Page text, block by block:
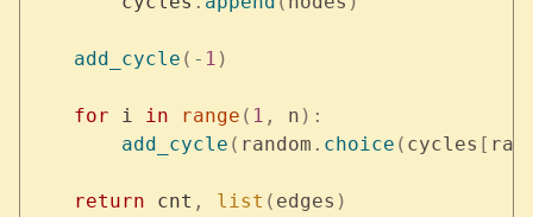
    add_cycle
( - 1 )
    for
i in range ( 1 , n ):
        add_cycle
( random . choice ( cycles [
    return
cnt , list ( edges )